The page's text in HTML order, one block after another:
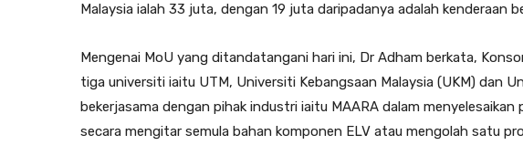
Malaysia ialah 33 juta, dengan 19 juta daripadanya adalah kenderaan
Mengenai MoU yang ditandatangani hari ini, Dr Adham berkata,
tiga universiti iaitu UTM, Universiti Kebangsaan Malaysia (UKM) dan
bekerjasama dengan pihak industri iaitu MAARA dalam
secara mengitar semula bahan komponen ELV atau mengolah satu